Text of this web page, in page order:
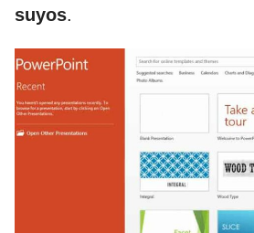
suyos.